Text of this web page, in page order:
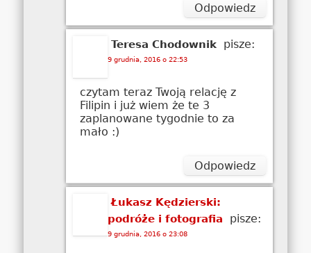
Odpowiedz
Teresa Chodownik pisze:
9 grudnia, 2016 o 22:53
czytam teraz Twoją relację z
Filipin i już wiem że te 3
zaplanowane tygodnie to za
mało :)
Odpowiedz
Łukasz Kędzierski:
podróże i fotografia
pisze:
9 grudnia, 2016 o 23:08